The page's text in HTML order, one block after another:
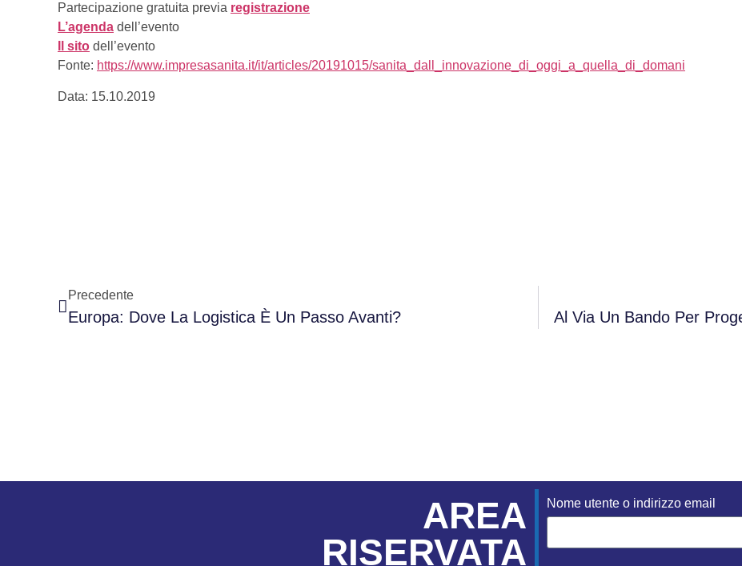
Partecipazione gratuita previa registrazione
L’agenda dell’evento
Il sito dell’evento
Fonte: https://www.impresasanita.it/it/articles/20191015/sanita_dall_innovazione_di_oggi_a_quella_di_domani
Data: 15.10.2019
Precedente
Europa: Dove La Logistica È Un Passo Avanti? Al Via Un Bando Per
AREA
RISERVATA
Nome utente o indirizzo email